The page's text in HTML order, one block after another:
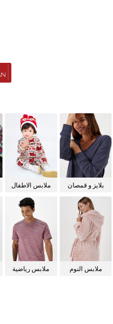
بلايز و قمصان
ملابس الاطفال
ملابس النوم
ملابس رياضية